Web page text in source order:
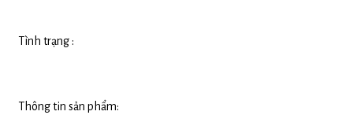
Tình trạng :
Thông tin sản phẩm: